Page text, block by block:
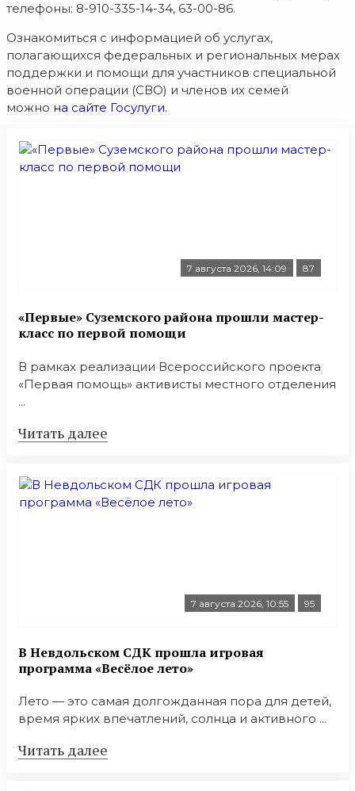
телефоны: 8-910-335-14-34, 63-00-86.
Ознакомиться с информацией об услугах,
полагающихся федеральных и региональных мерах
поддержки и помощи для участников специальной
военной операции (СВО) и членов их семей
можно на сайте Госулуги.
7 августа 2026, 14:09 87
«Первые» Суземского района прошли мастер-
класс по первой помощи
В рамках реализации Всероссийского проекта
«Первая помощь» активисты местного отделения
...
Читать далее
7 августа 2026, 10:55 95
В Невдольском СДК прошла игровая
программа «Весёлое лето»
Лето — это самая долгожданная пора для детей,
время ярких впечатлений, солнца и активного ...
Читать далее